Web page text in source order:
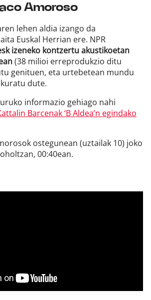
Amoroso
lehen aldia izango da
Euskal Herrian ere. NPR
izeneko kontzertu akustikoetan
(38 milioi erreprodukzio ditu
genituen, eta urtebetean mundu
dute.
informazio gehiago nahi
Barcenak ‘B Aldea’n egindako
ostegunean (uztailak 10) joko
00:40ean.